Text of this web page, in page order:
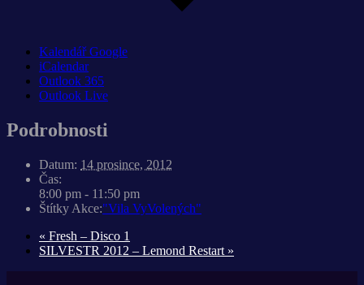
Kalendář Google
iCalendar
Outlook 365
Outlook Live
Podrobnosti
Datum: 14 prosince, 2012
Čas:
8:00 pm - 11:50 pm
Štítky Akce:"Vila VyVolených"
« Fresh – Disco 1
SILVESTR 2012 – Lemond Restart »